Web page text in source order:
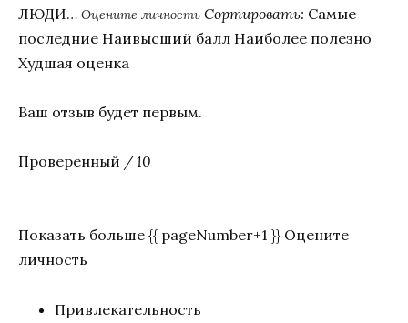
ЛЮДИ… Оцените личность Сортировать: Самые
последние Наивысший балл Наиболее полезно
Худшая оценка
Ваш отзыв будет первым.
Проверенный / 10
Показать больше {{ pageNumber+1 }} Оцените
личность
Привлекательность